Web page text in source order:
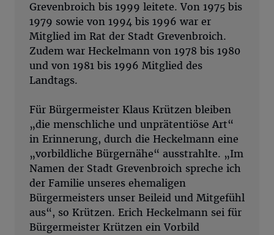
Grevenbroich bis 1999 leitete. Von 1975 bis
1979 sowie von 1994 bis 1996 war er
Mitglied im Rat der Stadt Grevenbroich.
Zudem war Heckelmann von 1978 bis 1980
und von 1981 bis 1996 Mitglied des
Landtags.
Für Bürgermeister Klaus Krützen bleiben
„die menschliche und unprätentiöse Art“
in Erinnerung, durch die Heckelmann eine
„vorbildliche Bürgernähe“ ausstrahlte. „Im
Namen der Stadt Grevenbroich spreche ich
der Familie unseres ehemaligen
Bürgermeisters unser Beileid und Mitgefühl
aus“, so Krützen. Erich Heckelmann sei für
Bürgermeister Krützen ein Vorbild